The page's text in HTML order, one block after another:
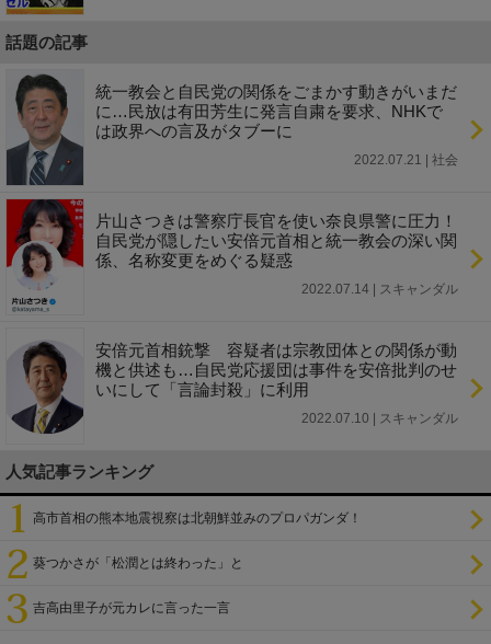
話題の記事
統一教会と自民党の関係をごまかす動きがいまだ
に…民放は有田芳生に発言自粛を要求、NHKで
は政界への言及がタブーに
2022.07.21 | 社会
片山さつきは警察庁長官を使い奈良県警に圧力！
自民党が隠したい安倍元首相と統一教会の深い関
係、名称変更をめぐる疑惑
2022.07.14 | スキャンダル
安倍元首相銃撃 容疑者は宗教団体との関係が動
機と供述も…自民党応援団は事件を安倍批判のせ
いにして「言論封殺」に利用
2022.07.10 | スキャンダル
人気記事ランキング
高市首相の熊本地震視察は北朝鮮並みのプロパガンダ！
葵つかさが「松潤とは終わった」と
吉高由里子が元カレに言った一言